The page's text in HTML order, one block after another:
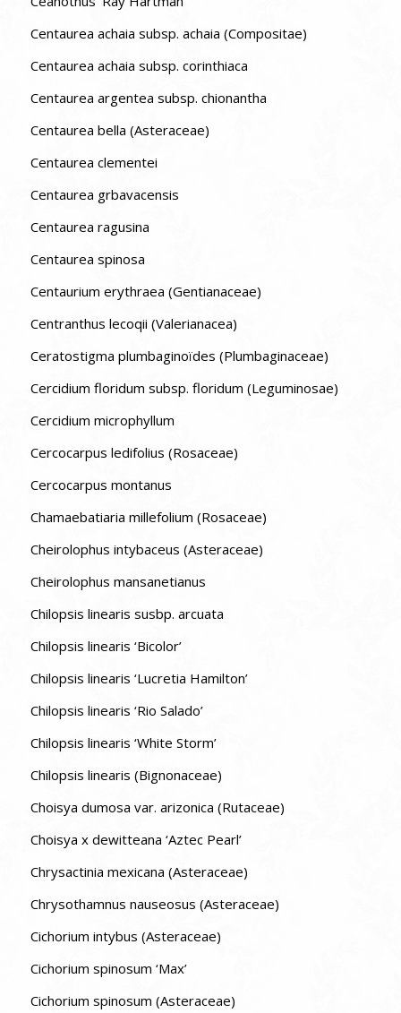
Centaurea achaia subsp. achaia (Compositae)
Centaurea achaia subsp. corinthiaca
Centaurea argentea subsp. chionantha
Centaurea bella (Asteraceae)
Centaurea clementei
Centaurea grbavacensis
Centaurea ragusina
Centaurea spinosa
Centaurium erythraea (Gentianaceae)
Centranthus lecoqii (Valerianacea)
Ceratostigma plumbaginoïdes (Plumbaginaceae)
Cercidium floridum subsp. floridum (Leguminosae)
Cercidium microphyllum
Cercocarpus ledifolius (Rosaceae)
Cercocarpus montanus
Chamaebatiaria millefolium (Rosaceae)
Cheirolophus intybaceus (Asteraceae)
Cheirolophus mansanetianus
Chilopsis linearis susbp. arcuata
Chilopsis linearis ‘Bicolor’
Chilopsis linearis ‘Lucretia Hamilton’
Chilopsis linearis ‘Rio Salado’
Chilopsis linearis ‘White Storm’
Chilopsis linearis (Bignonaceae)
Choisya dumosa var. arizonica (Rutaceae)
Choisya x dewitteana ‘Aztec Pearl’
Chrysactinia mexicana (Asteraceae)
Chrysothamnus nauseosus (Asteraceae)
Cichorium intybus (Asteraceae)
Cichorium spinosum ‘Max’
Cichorium spinosum (Asteraceae)